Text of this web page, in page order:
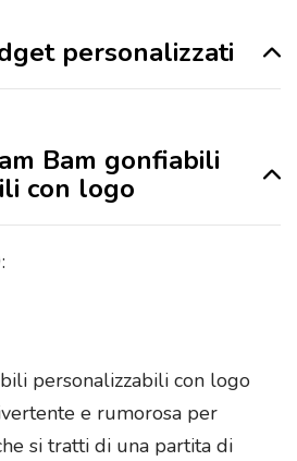
personalizzati
Bam gonfiabili
con logo
personalizzabili con logo
e rumorosa per
si tratti di una partita di